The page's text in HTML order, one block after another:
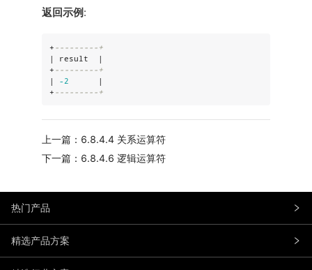
返回示例 :
+ ---------+
| result  |
+ ---------+
| -2
      |
+ ---------+
上一篇：6.8.4.4 关系运算符
下一篇：6.8.4.6 逻辑运算符
热门产品
精选产品方案